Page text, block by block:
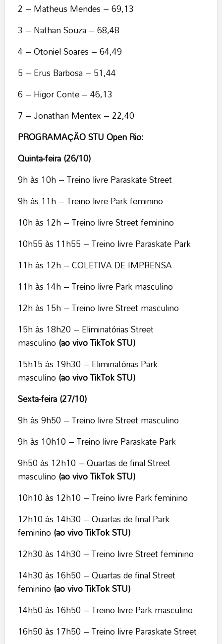
2 – Matheus Mendes – 69,13
3 – Nathan Souza – 68,48
4 – Otoniel Soares – 64,49
5 – Erus Barbosa – 51,44
6 – Higor Conte – 46,13
7 – Jonathan Mentex – 22,40
PROGRAMAÇÃO STU Open Rio:
Quinta-feira (26/10)
9h às 10h – Treino livre Paraskate Street
9h às 11h – Treino livre Park feminino
10h às 12h – Treino livre Street feminino
10h55 às 11h55 – Treino livre Paraskate Park
11h às 12h – COLETIVA DE IMPRENSA
11h às 14h – Treino livre Park masculino
12h às 15h – Treino livre Street masculino
15h às 18h20 – Eliminatórias Street
masculino (ao vivo TikTok STU)
15h15 às 19h30 – Eliminatórias Park
masculino (ao vivo TikTok STU)
Sexta-feira (27/10)
9h às 9h50 – Treino livre Street masculino
9h às 10h10 – Treino livre Paraskate Park
9h50 às 12h10 – Quartas de final Street
masculino (ao vivo TikTok STU)
10h10 às 12h10 – Treino livre Park feminino
12h10 às 14h30 – Quartas de final Park
feminino (ao vivo TikTok STU)
12h30 às 14h30 – Treino livre Street feminino
14h30 às 16h50 – Quartas de final Street
feminino (ao vivo TikTok STU)
14h50 às 16h50 – Treino livre Park masculino
16h50 às 17h50 – Treino livre Paraskate Street